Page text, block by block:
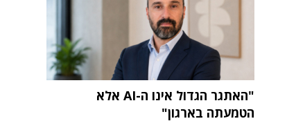
"האתגר הגדול אינו ה-AI אלא
הטמעתה בארגון"